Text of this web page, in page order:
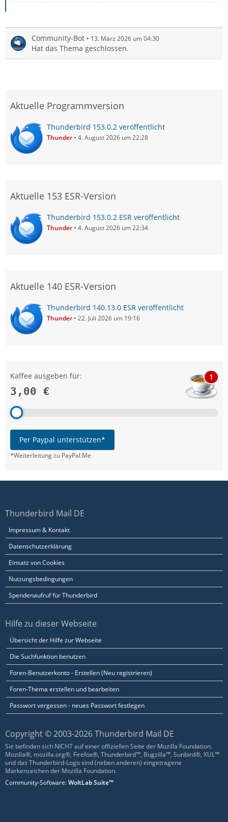
Community-Bot 13. März 2026 um 04:30
Hat das Thema geschlossen.
Aktuelle Programmversion
Thunderbird 153.0.2 veröffentlicht
Thunder 4. August 2026 um 22:28
Aktuelle 153 ESR-Version
Thunderbird 153.0.2 ESR veröffentlicht
Thunder 4. August 2026 um 22:34
Aktuelle 140 ESR-Version
Thunderbird 140.13.0 ESR veröffentlicht
Thunder 22. Juli 2026 um 19:16
Kaffee ausgeben für:
3,00 €
1
Per Paypal unterstützen*
*Weiterleitung zu PayPal.Me
Thunderbird Mail DE
Impressum & Kontakt
Datenschutzerklärung
Einsatz von Cookies
Nutzungsbedingungen
Spendenaufruf für Thunderbird
Hilfe zu dieser Webseite
Übersicht der Hilfe zur Webseite
Die Suchfunktion benutzen
Foren-Benutzerkonto - Erstellen (Neu registrieren)
Foren-Thema erstellen und bearbeiten
Passwort vergessen - neues Passwort festlegen
Copyright © 2003-2026 Thunderbird Mail DE
Sie befinden sich NICHT auf einer offiziellen Seite der Mozilla Foundation.
Mozilla®, mozilla.org®, Firefox®, Thunderbird™, Bugzilla™, Sunbird®, XUL™
und das Thunderbird-Logo sind (neben anderen) eingetragene
Markenzeichen der Mozilla Foundation.
Community-Software:WoltLab Suite™